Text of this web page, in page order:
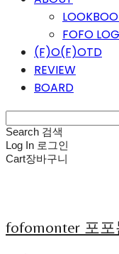
FOFO LOG
(F)O(F)OTD
REVIEW
BOARD
Search 검색
Log In 로그인
Cart장바구니
fofomonter 포포